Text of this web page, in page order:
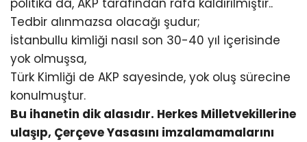
politika da, AKP tarafından rafa kaldırılmıştır..
Tedbir alınmazsa olacağı şudur;
İstanbullu kimliği nasıl son 30-40 yıl içerisinde
yok olmuşsa,
Türk Kimliği de AKP sayesinde, yok oluş sürecine
konulmuştur.
Bu ihanetin dik alasıdır. Herkes Milletvekillerine
ulaşıp, Çerçeve Yasasını imzalamamalarını